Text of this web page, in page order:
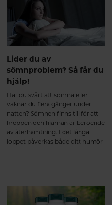
Lider du av
sömnproblem? Så får du
hjälp!
Har du svårt att somna eller
vaknar du flera gånger under
natten? Sömnen finns till för att
kroppen och hjärnan är beroende
av återhämtning. I det långa
loppet påverkas både ditt humör